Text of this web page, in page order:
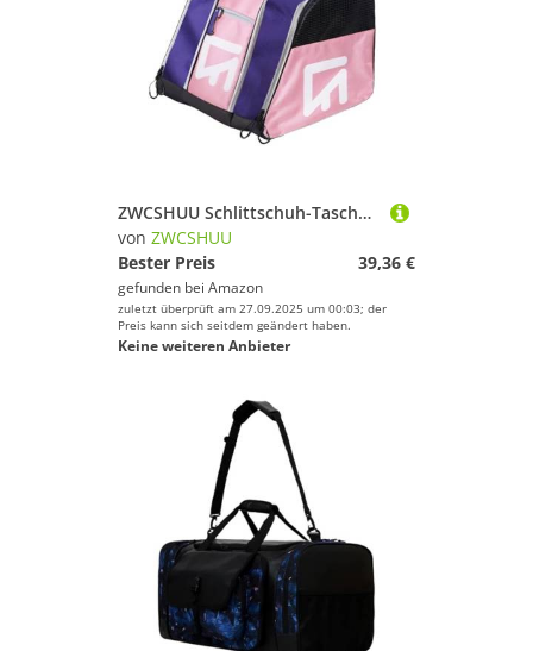
ZWCSHUU Schlittschuh-Tasche, Verstellbarer Schultergurt, Rollschuh tragbare Multifunktions-Rucksack, Schlittschuhe Skistiefel Rucksack(Pink)
von ZWCSHUU
Bester Preis
39,36 €
gefunden bei Amazon
zuletzt überprüft am 27.09.2025 um 00:03; der
Preis kann sich seitdem geändert haben.
Keine weiteren Anbieter